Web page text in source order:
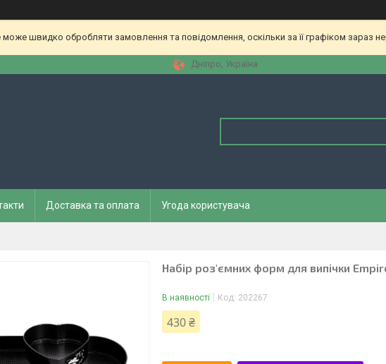
може швидко обробляти замовлення та повідомлення, оскільки за її графіком зараз
Дніпро, Україна
Доставка та оплата Угода користувача
Набір роз'ємних форм для випічки
В наявності Код: 202267
430 ₴